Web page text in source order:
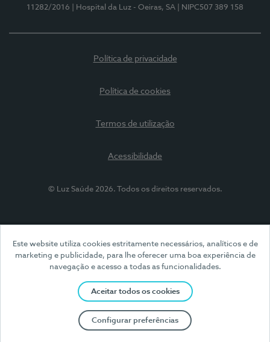
Este website utiliza cookies estritamente necessários, analíticos e de
marketing e publicidade, para lhe oferecer uma boa experiência de
navegação e acesso a todas as funcionalidades.
Aceitar todos os cookies
Configurar preferências
11282/2016
| Hospital da Luz - Oeiras, SA | NIPC507 389 158
Política de privacidade
Política de cookies
Termos de utilização
Acessibilidade
© Luz Saúde 2026. Todos os direitos reservados.